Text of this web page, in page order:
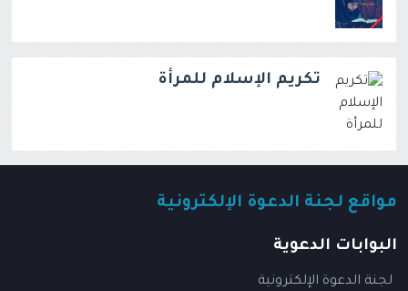
تكريم الإسلام للمرأة
مواقع لجنة الدعوة الإلكترونية
البوابات الدعوية
لجنة الدعوة الإلكترونية